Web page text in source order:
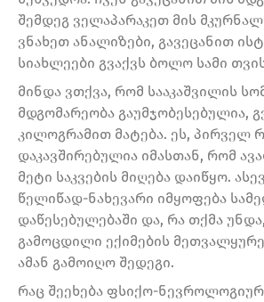
შემდეგ ველაპარაკეთ მის მკურნალ
ვნახეთ ანალიზები, გავეცანით
სიახლეები გვაქვს ბოლო სამი
მინდა ვთქვა, რომ სააკაშვილის
მდგომარეობა გაუმჯობესებულია,
კილოგრამით მატება. ეს, პირველ
დაკავშირებულია იმასთან, რომ
მეტი საკვების მიღება დაიწყო.
წელიწად-ნახევარი იმყოფება
დაწესებულებაში და, რა თქმა
გამოცდილი ექიმების
ამან გამოიღო შედეგი.
რაც შეეხება ფსიქო-